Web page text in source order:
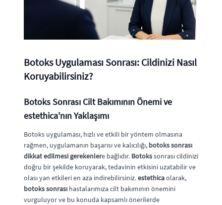
Botoks Uygulaması Sonrası: Cildinizi Nasıl
Koruyabilirsiniz?
Botoks Sonrası Cilt Bakımının Önemi ve
estethica'nın Yaklaşımı
Botoks uygulaması, hızlı ve etkili bir yöntem olmasına
rağmen, uygulamanın başarısı ve kalıcılığı, botoks sonrası
dikkat edilmesi gerekenlere bağlıdır. Botokssonrası cildinizi
doğru bir şekilde koruyarak, tedavinin etkisini uzatabilir ve
olası yan etkileri en aza indirebilirsiniz.estethicaolarak,
botoks sonrası hastalarımıza cilt bakımının önemini
vurguluyor ve bu konuda kapsamlı önerilerde